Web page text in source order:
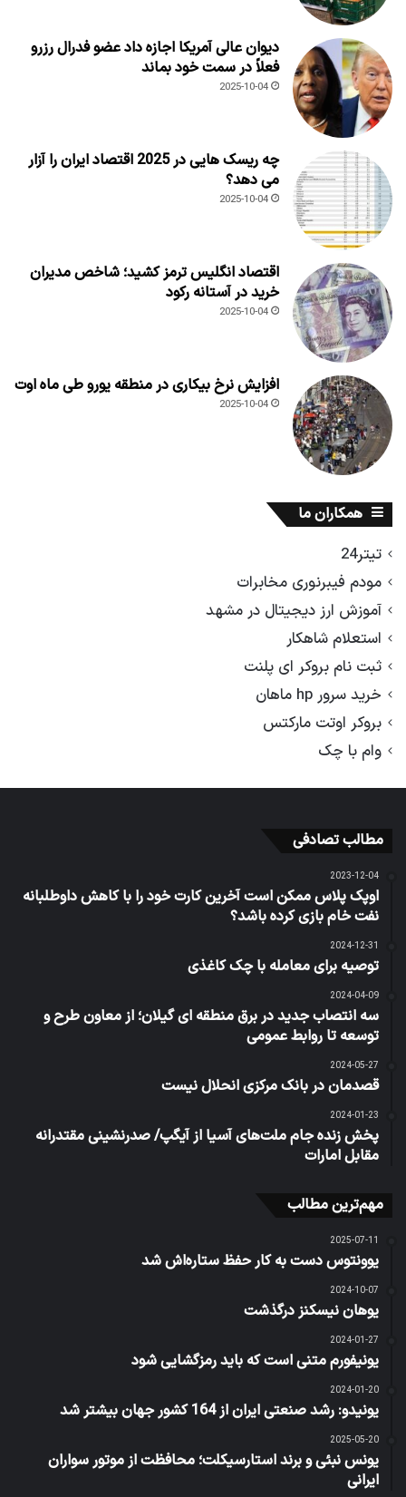
دیوان عالی آمریکا اجازه داد عضو فدرال رزرو
فعلاً در سمت خود بماند
2025-10-04
چه ریسک هایی در 2025 اقتصاد ایران را آزار
می دهد؟
2025-10-04
اقتصاد انگلیس ترمز کشید؛ شاخص مدیران
خرید در آستانه رکود
2025-10-04
افزایش نرخ بیکاری در منطقه یورو طی ماه اوت
2025-10-04
همکاران ما
تیتر24
مودم فیبرنوری مخابرات
آموزش ارز دیجیتال در مشهد
استعلام شاهکار
ثبت نام بروکر ای پلنت
خرید سرور hp ماهان
بروکر اوتت مارکتس
وام با چک
مطالب تصادفی
2023-12-04
اوپک پلاس ممکن است آخرین کارت خود را با کاهش داوطلبانه
نفت خام بازی کرده باشد؟
2024-12-31
توصیه برای معامله با چک کاغذی
2024-04-09
سه انتصاب جدید در برق منطقه ای گیلان؛ از معاون طرح و
توسعه تا روابط عمومی
2024-05-27
قصدمان در بانک مرکزی انحلال نیست
2024-01-23
پخش زنده جام ملت‌های آسیا از آیگپ/ صدرنشینی مقتدرانه
مقابل امارات
مهم‌ترین مطالب
2025-07-11
یوونتوس دست به کار حفظ ستاره‌اش شد
2024-10-07
یوهان نیسکنز درگذشت
2024-01-27
یونیفورم متنی است که باید رمزگشایی شود
2024-01-20
یونیدو: رشد صنعتی ایران از 164 کشور جهان بیشتر شد
2025-05-20
یونس نبئی و برند استارسیکلت؛ محافظت از موتور سواران
ایرانی